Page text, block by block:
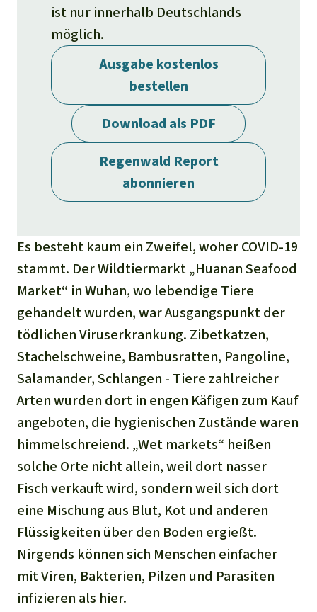
Wilderei
Staudämme
Straßen
Zement und Beton
ist nur innerhalb Deutschlands
möglich.
Ausgabe kostenlos
bestellen
Download als PDF
Regenwald Report
abonnieren
Es besteht kaum ein Zweifel, woher COVID-19
stammt. Der Wildtiermarkt „Huanan Seafood
Market“ in Wuhan, wo lebendige Tiere
gehandelt wurden, war Ausgangspunkt der
tödlichen Viruserkrankung. Zibetkatzen,
Stachelschweine, Bambusratten, Pangoline,
Salamander, Schlangen - Tiere zahlreicher
Arten wurden dort in engen Käfigen zum Kauf
angeboten, die hygienischen Zustände waren
himmelschreiend. „Wet markets“ heißen
solche Orte nicht allein, weil dort nasser
Fisch verkauft wird, sondern weil sich dort
eine Mischung aus Blut, Kot und anderen
Flüssigkeiten über den Boden ergießt.
Nirgends können sich Menschen einfacher
mit Viren, Bakterien, Pilzen und Parasiten
infizieren als hier.